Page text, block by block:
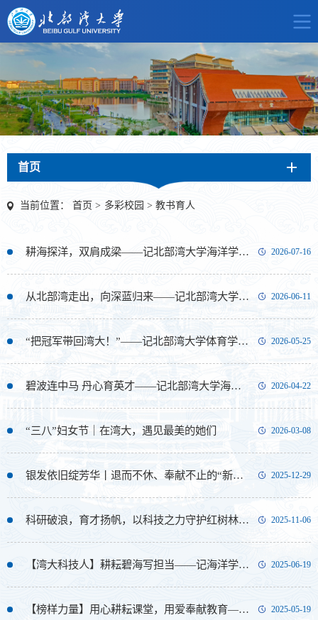
首页
当前位置： 首页 > 多彩校园 > 教书育人
耕海探洋，双肩成梁——记北部湾大学海洋学院副院长鲁栋梁 2026-07-16
从北部湾走出，向深蓝归来——记北部湾大学机械与船舶海洋工程学院副院长韩翔希 2026-06-11
“把冠军带回湾大！”——记北部湾大学体育学院青年教师黄胜贤 2026-05-25
碧波连中马 丹心育英才——记北部湾大学海洋学院教师邓嘉信 2026-04-22
“三八”妇女节｜在湾大，遇见最美的她们 2026-03-08
银发依旧绽芳华丨退而不休、奉献不止的“新舞台” 2025-12-29
科研破浪，育才扬帆，以科技之力守护红树林——记北部湾大学资源与环境学院教师田义超 2025-11-06
【湾大科技人】耕耘碧海写担当——记海洋学院龚斌教授的科研人生 2025-06-19
【榜样力量】用心耕耘课堂，用爱奉献教育——记海运学院党员教师井燕 2025-05-19